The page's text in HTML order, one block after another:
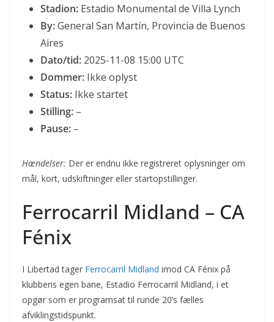
Stadion: Estadio Monumental de Villa Lynch
By:General San Martín, Provincia de Buenos
Aires
Dato/tid: 2025-11-08 15:00 UTC
Dommer: Ikke oplyst
Status: Ikke startet
Stilling: –
Pause: –
Hændelser: Der er endnu ikke registreret oplysninger om
mål, kort, udskiftninger eller startopstillinger.
Ferrocarril Midland – CA
Fénix
I Libertad tager Ferrocarril Midland imod CA Fénix på
klubbens egen bane, Estadio Ferrocarril Midland, i et
opgør som er programsat til runde 20’s fælles
afviklingstidspunkt.